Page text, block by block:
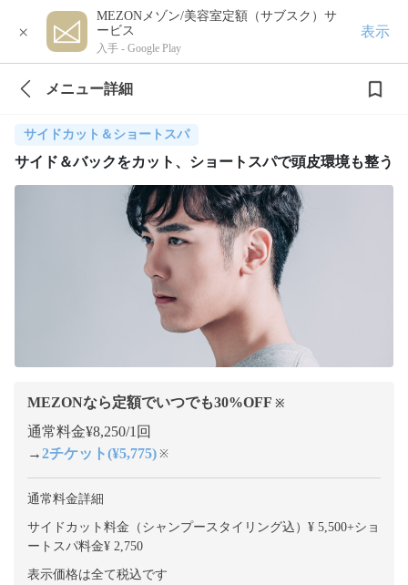
×
MEZONメゾン/美容室定額（サブスク）サ
ービス
入手 - Google Play
表示
メニュー詳細
サイドカット＆ショートスパ
サイド＆バックをカット、ショートスパで頭皮環境も整う
MEZONなら定額でいつでも30%OFF ※
通常料金¥8,250/1回
→2チケット(¥5,775) ※
通常料金詳細
サイドカット料金（シャンプースタイリング込）¥ 5,500+ショ
ートスパ料金¥ 2,750
表示価格は全て税込です